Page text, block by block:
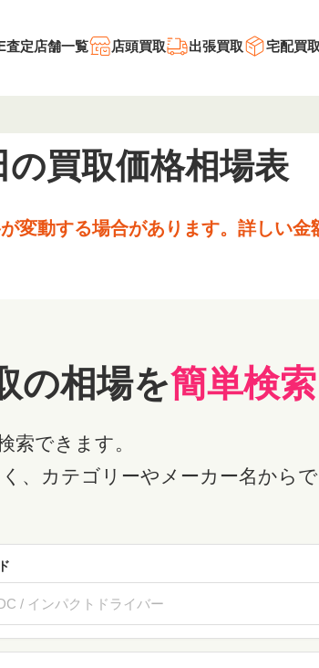
査定店舗一覧 店頭買取 出張買取 宅配買取
の買取価格相場表
変動する場合があります。 詳しい金
の相場を簡単検索
索できます。
、カテゴリーやメーカー名から